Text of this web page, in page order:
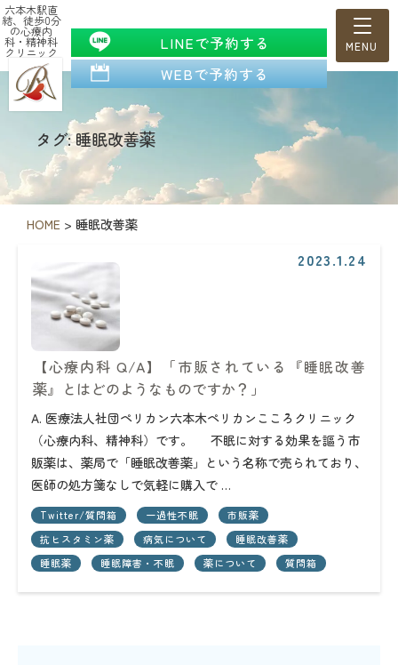
六本木駅直
結、徒歩0分
の心療内
科・精神科
クリニック
LINEで予約する
WEBで予約する
タグ: 睡眠改善薬
HOME > 睡眠改善薬
2023.1.24
【心療内科 Q/A】「市販されている『睡眠改善
薬』とはどのようなものですか？」
A. 医療法人社団ペリカン六本木ペリカンこころクリニック
（心療内科、精神科）です。 不眠に対する効果を謳う市
販薬は、薬局で「睡眠改善薬」という名称で売られており、
医師の処方箋なしで気軽に購入で …
Twitter/質問箱 一過性不眠
市販薬
抗ヒスタミン薬
病気について
睡眠改善薬
睡眠薬
睡眠障害・不眠 薬について 質問箱